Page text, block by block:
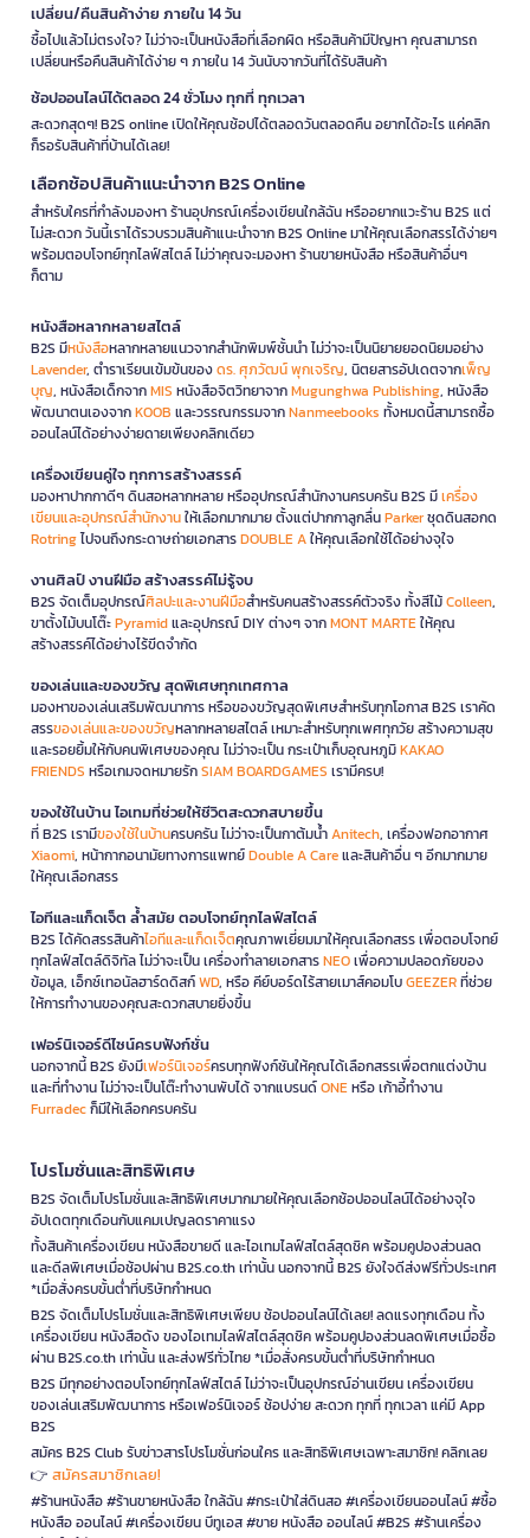
เปลี่ยน/คืนสินค้าง่าย ภายใน 14 วัน
ซื้อไปแล้วไม่ตรงใจ? ไม่ว่าจะเป็นหนังสือที่เลือกผิด หรือสินค้ามีปัญหา คุณสามารถ
เปลี่ยนหรือคืนสินค้าได้ง่าย ๆ ภายใน 14 วันนับจากวันที่ได้รับสินค้า
ช้อปออนไลน์ได้ตลอด 24 ชั่วโมง ทุกที่ ทุกเวลา
สะดวกสุดๆ! B2S online เปิดให้คุณช้อปได้ตลอดวันตลอดคืน อยากได้อะไร แค่คลิก
ก็รอรับสินค้าที่บ้านได้เลย!
เลือกช้อปสินค้าแนะนำจาก B2S Online
สำหรับใครที่กำลังมองหา ร้านอุปกรณ์เครื่องเขียนใกล้ฉัน หรืออยากแวะร้าน B2S แต่
ไม่สะดวก วันนี้เราได้รวบรวมสินค้าแนะนำจาก B2S Online มาให้คุณเลือกสรรได้ง่ายๆ
พร้อมตอบโจทย์ทุกไลฟ์สไตล์ ไม่ว่าคุณจะมองหา ร้านขายหนังสือ หรือสินค้าอื่นๆ
ก็ตาม
หนังสือหลากหลายสไตล์
B2S มีหนังสือหลากหลายแนวจากสำนักพิมพ์ชั้นนำ ไม่ว่าจะเป็นนิยายยอดนิยมอย่าง
Lavender, ตำราเรียนเข้มข้นของดร. ศุภวัฒน์ พุกเจริญ, นิตยสารอัปเดตจากเพ็ญ
บุญ, หนังสือเด็กจากMIS หนังสือจิตวิทยาจากMugunghwa Publishing, หนังสือ
พัฒนาตนเองจากKOOB และวรรณกรรมจากNanmeebooks ทั้งหมดนี้สามารถซื้อ
ออนไลน์ได้อย่างง่ายดายเพียงคลิกเดียว
เครื่องเขียนคู่ใจ ทุกการสร้างสรรค์
มองหาปากกาดีๆ ดินสอหลากหลาย หรืออุปกรณ์สำนักงานครบครัน B2S มีเครื่อง
เขียนและอุปกรณ์สำนักงานให้เลือกมากมาย ตั้งแต่ปากกาลูกลื่นParkerชุดดินสอกด
Rotringไปจนถึงกระดาษถ่ายเอกสารDOUBLE Aให้คุณเลือกใช้ได้อย่างจุใจ
งานศิลป์ งานฝีมือ สร้างสรรค์ไม่รู้จบ
B2S จัดเต็มอุปกรณ์ศิลปะและงานฝีมือสำหรับคนสร้างสรรค์ตัวจริง ทั้งสีไม้Colleen,
ขาตั้งไม้บนโต๊ะPyramidและอุปกรณ์ DIY ต่างๆ จากMONT MARTEให้คุณ
สร้างสรรค์ได้อย่างไร้ขีดจำกัด
ของเล่นและของขวัญ สุดพิเศษทุกเทศกาล
มองหาของเล่นเสริมพัฒนาการ หรือของขวัญสุดพิเศษสำหรับทุกโอกาส B2S เราคัด
สรรของเล่นและของขวัญหลากหลายสไตล์ เหมาะสำหรับทุกเพศทุกวัย สร้างความสุข
และรอยยิ้มให้กับคนพิเศษของคุณ ไม่ว่าจะเป็น กระเป๋าเก็บอุณหภูมิKAKAO
FRIENDS หรือเกมจดหมายรักSIAM BOARDGAMES เรามีครบ!
ของใช้ในบ้าน ไอเทมที่ช่วยให้ชีวิตสะดวกสบายขึ้น
ที่ B2S เรามีของใช้ในบ้านครบครัน ไม่ว่าจะเป็นกาต้มน้ำAnitech, เครื่องฟอกอากาศ
Xiaomi, หน้ากากอนามัยทางการแพทย์Double A Careและสินค้าอื่น ๆ อีกมากมาย
ให้คุณเลือกสรร
ไอทีและแก็ดเจ็ต ล้ำสมัย ตอบโจทย์ทุกไลฟ์สไตล์
B2S ได้คัดสรรสินค้าไอทีและแก็ดเจ็ตคุณภาพเยี่ยมมาให้คุณเลือกสรร เพื่อตอบโจทย์
ทุกไลฟ์สไตล์ดิจิทัล ไม่ว่าจะเป็น เครื่องทำลายเอกสารNEOเพื่อความปลอดภัยของ
ข้อมูล, เอ็กซ์เทอนัลฮาร์ดดิสก์WD, หรือ คีย์บอร์ดไร้สายเมาส์คอมโบGEEZERที่ช่วย
ให้การทำงานของคุณสะดวกสบายยิ่งขึ้น
เฟอร์นิเจอร์ดีไซน์ครบฟังก์ชั่น
นอกจากนี้ B2S ยังมีเฟอร์นิเจอร์ครบทุกฟังก์ชันให้คุณได้เลือกสรรเพื่อตกแต่งบ้าน
และที่ทำงาน ไม่ว่าจะเป็นโต๊ะทำงานพับได้ จากแบรนด์ONEหรือ เก้าอี้ทำงาน
Furradecก็มีให้เลือกครบครัน
โปรโมชั่นและสิทธิพิเศษ
B2S จัดเต็มโปรโมชั่นและสิทธิพิเศษมากมายให้คุณเลือกช้อปออนไลน์ได้อย่างจุใจ
อัปเดตทุกเดือนกับแคมเปญลดราคาแรง
ทั้งสินค้าเครื่องเขียน หนังสือขายดี และไอเทมไลฟ์สไตล์สุดชิค พร้อมคูปองส่วนลด
และดีลพิเศษเมื่อช้อปผ่าน B2S.co.th เท่านั้น นอกจากนี้ B2S ยังใจดีส่งฟรีทั่วประเทศ
*เมื่อสั่งครบขั้นต่ำที่บริษัทกำหนด
B2S จัดเต็มโปรโมชั่นและสิทธิพิเศษเพียบ ช้อปออนไลน์ได้เลย! ลดแรงทุกเดือน ทั้ง
เครื่องเขียน หนังสือดัง ของไอเทมไลฟ์สไตล์สุดชิค พร้อมคูปองส่วนลดพิเศษเมื่อซื้อ
ผ่าน B2S.co.th เท่านั้น และส่งฟรีทั่วไทย *เมื่อสั่งครบขั้นต่ำที่บริษัทกำหนด
B2S มีทุกอย่างตอบโจทย์ทุกไลฟ์สไตล์ ไม่ว่าจะเป็นอุปกรณ์อ่านเขียน เครื่องเขียน
ของเล่นเสริมพัฒนาการ หรือเฟอร์นิเจอร์ ช้อปง่าย สะดวก ทุกที่ ทุกเวลา แค่มี App
B2S
สมัคร B2S Club รับข่าวสารโปรโมชั่นก่อนใคร และสิทธิพิเศษเฉพาะสมาชิก! คลิกเลย
👉 สมัครสมาชิกเลย!
#ร้านหนังสือ #ร้านขายหนังสือ ใกล้ฉัน #กระเป๋าใส่ดินสอ #เครื่องเขียนออนไลน์ #ซื้อ
หนังสือ ออนไลน์ #เครื่องเขียน บีทูเอส #ขาย หนังสือ ออนไลน์ #B2S #ร้านเครื่อง